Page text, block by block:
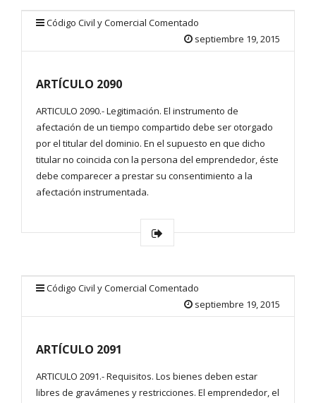
Código Civil y Comercial Comentado
septiembre 19, 2015
ARTÍCULO 2090
ARTICULO 2090.- Legitimación. El instrumento de
afectación de un tiempo compartido debe ser otorgado
por el titular del dominio. En el supuesto en que dicho
titular no coincida con la persona del emprendedor, éste
debe comparecer a prestar su consentimiento a la
afectación instrumentada.
Código Civil y Comercial Comentado
septiembre 19, 2015
ARTÍCULO 2091
ARTICULO 2091.- Requisitos. Los bienes deben estar
libres de gravámenes y restricciones. El emprendedor, el